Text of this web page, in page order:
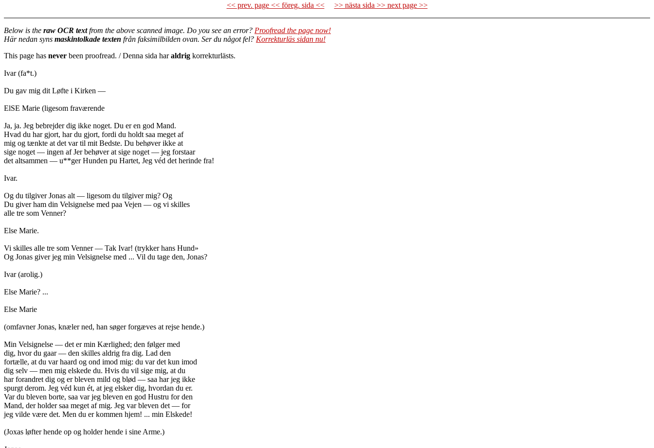
<< prev. page << föreg. sida << >> nästa sida >> next page >>
Below is the raw OCR textfrom the above scanned image. Do you see an error? Proofread the page now!
Här nedan syns maskintolkade texten från faksimilbilden ovan. Ser du något fel? Korrekturläs sidan nu!
This page has never been proofread. / Denna sida haraldrig korrekturlästs.
Ivar (fa*t.)
Du gav mig dit Løfte i Kirken —
ElSE Marie (ligesom fraværende
Ja, ja. Jeg bebrejder dig ikke noget. Du er en god Mand.
Hvad du har gjort, har du gjort, fordi du holdt saa meget af
mig og tænkte at det var til mit Bedste. Du behøver ikke at
sige noget — ingen af Jer behøver at sige noget — jeg forstaar
det altsammen — u**ger Hunden pu Hartet, Jeg véd det herinde fra!
Ivar.
Og du tilgiver Jonas alt — ligesom du tilgiver mig? Og
Du giver ham din Velsignelse med paa Vejen — og vi skilles
alle tre som Venner?
Else Marie.
Vi skilles alle tre som Venner — Tak Ivar! (trykker hans Hund»
Og Jonas giver jeg min Velsignelse med ... Vil du tage den, Jonas?
Ivar (arolig.)
Else Marie? ...
Else Marie
(omfavner Jonas, knæler ned, han søger forgæves at rejse hende.)
Min Velsignelse — det er min Kærlighed; den følger med
dig, hvor du gaar — den skilles aldrig fra dig. Lad den
fortælle, at du var haard og ond imod mig: du var det kun imod
dig selv — men mig elskede du. Hvis du vil sige mig, at du
har forandret dig og er bleven mild og blød — saa har jeg ikke
spurgt derom. Jeg véd kun ét, at jeg elsker dig, hvordan du er.
Var du bleven borte, saa var jeg bleven en god Hustru for den
Mand, der holder saa meget af mig. Jeg var bleven det — for
jeg vilde være det. Men du er kommen hjem! ... min Elskede!
(Joxas løfter hende op og holder hende i sine Arme.)